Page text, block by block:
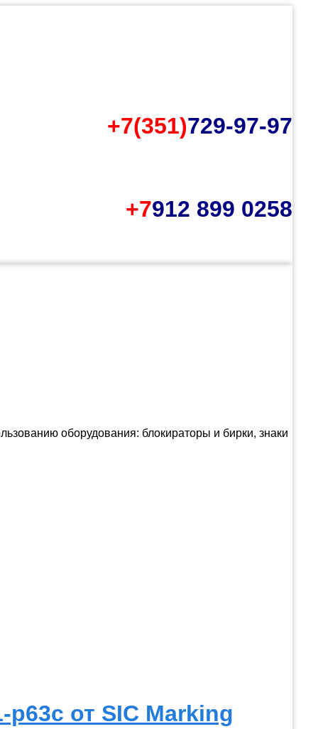
+7(351)729-97-97
+7912 899 0258
оборудования: блокираторы и бирки, знаки
от SIC Marking